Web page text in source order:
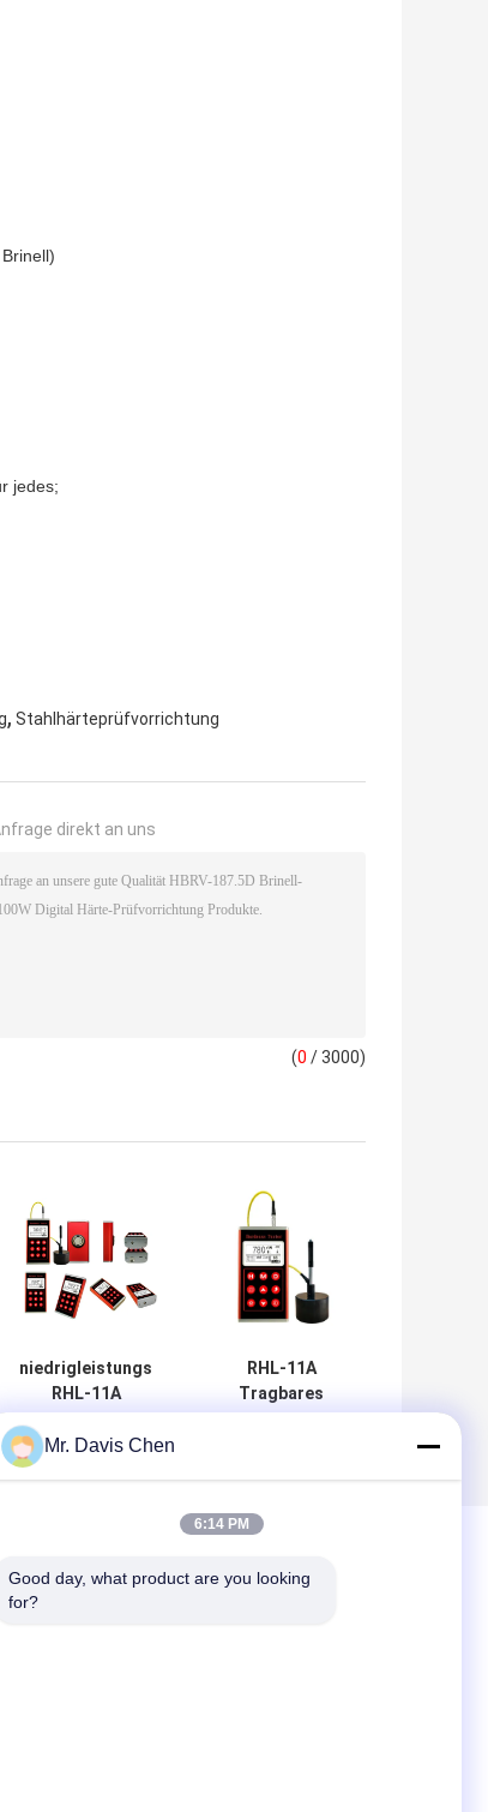
jedes;
, Stahlhärteprüfvorrichtung
direkt an uns
(0 / 3000)
niedrigleistungs
RHL-11A
tragbares
Härteprüfgerät
RHL-11A
Tragbares
Härteprüfgerät
HINTERLASSEN
Mr. Davis Chen
6:14 PM
Good day, what product are you looking
for?